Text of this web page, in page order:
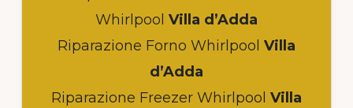
Whirlpool Villa d’Adda
Riparazione Forno Whirlpool Villa
d’Adda
Riparazione Freezer Whirlpool Villa